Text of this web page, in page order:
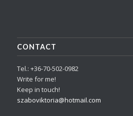
CONTACT
Tel.: +36-70-502-0982
Write for me!
Keep in touch!
szaboviktoria@hotmail.com